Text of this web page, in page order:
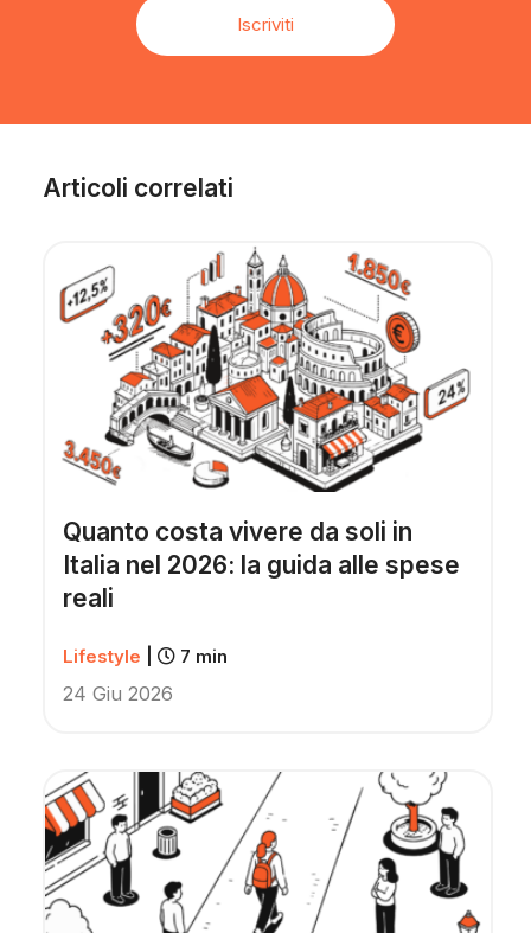
Iscriviti
Articoli correlati
Quanto costa vivere da soli in
Italia nel 2026: la guida alle spese
reali
Lifestyle 7 min
24 Giu 2026